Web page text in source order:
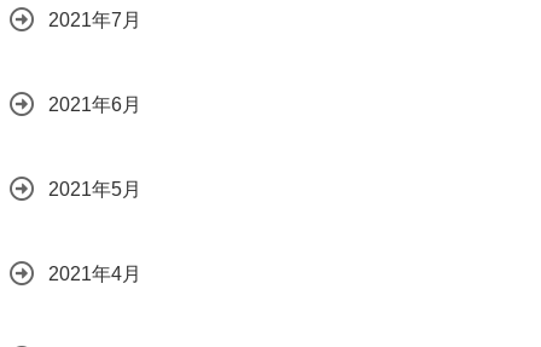
2021年7月
2021年6月
2021年5月
2021年4月